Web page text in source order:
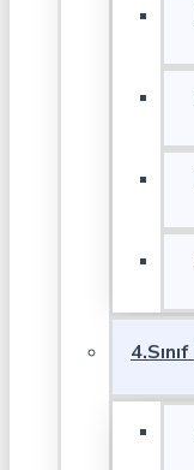
4.Sınıf